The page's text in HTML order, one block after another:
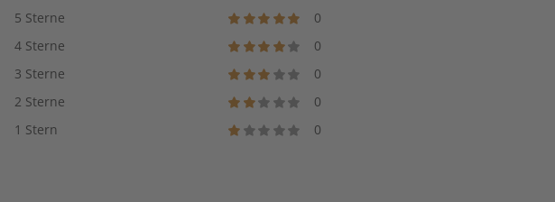
5 Sterne
0
4 Sterne
0
3 Sterne
0
2 Sterne
0
1 Stern
0